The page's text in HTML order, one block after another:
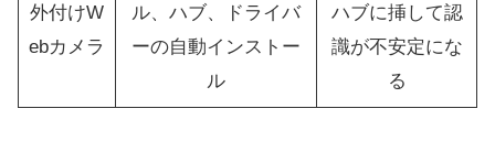
外付けW
ebカメラ
ル、ハブ、ドライバ
ーの自動インストー
ル
ハブに挿して認
識が不安定にな
る